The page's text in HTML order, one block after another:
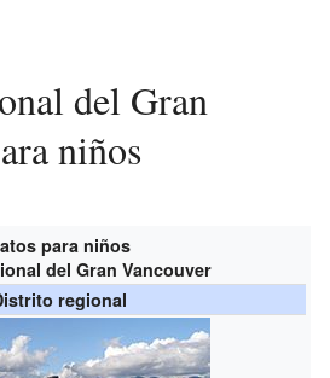
niños
para niños
del Gran Vancouver
regional